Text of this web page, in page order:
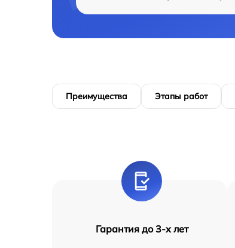
Преимущества Этапы работ
Гарантия до 3-х лет